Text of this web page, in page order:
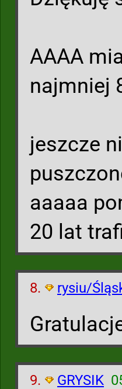
AAAA
najmniej
jeszcze
aaaaa
20 lat
8. rysiu/
9. GRYSIK